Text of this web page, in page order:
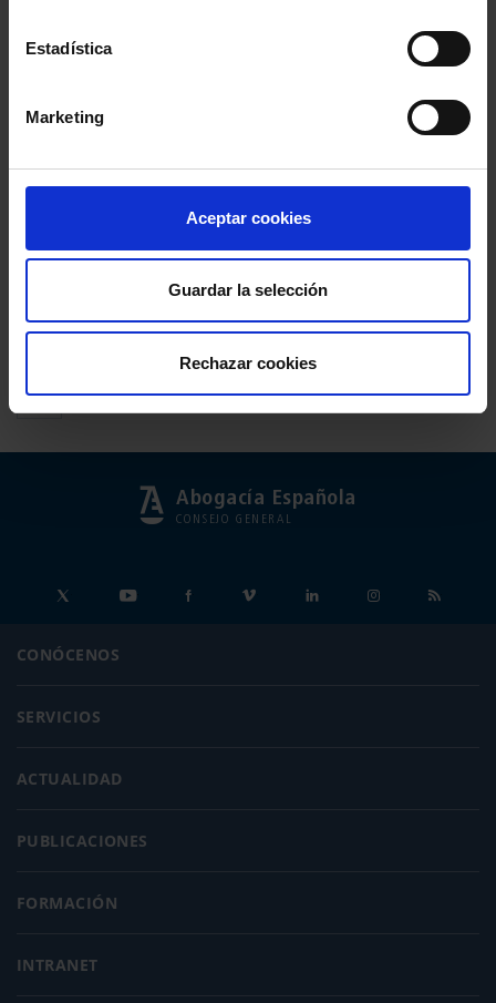
Estadística
Marketing
Aceptar cookies
Guardar la selección
Rechazar cookies
Estoy Colegiado en varios Colegios a la vez ¿cómo
puedo cambio mi perfil para acceder identificándome
He intentado registrarme y me indica que ya estoy
registrado ¿qué hago?
1 2 3
Abogacía Española
CONSEJO GENERAL
CONÓCENOS
SERVICIOS
ACTUALIDAD
PUBLICACIONES
FORMACIÓN
INTRANET